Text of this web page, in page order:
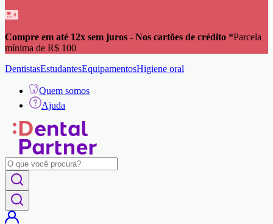
Compre em até 12x sem juros - Nos cartões de crédito *Parcela
mínima de R$ 100
DentistasEstudantesEquipamentosHigiene oral
Quem somos
Ajuda